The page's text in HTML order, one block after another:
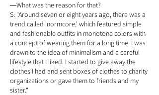
―What was the reason for that?
S: "Around seven or eight years ago, there was a
trend called 'normcore,' which featured simple
and fashionable outfits in monotone colors with
a concept of wearing them for a long time. I was
drawn to the idea of minimalism and a careful
lifestyle that I liked. I started to give away the
clothes I had and sent boxes of clothes to charity
organizations or gave them to friends and my
sister."